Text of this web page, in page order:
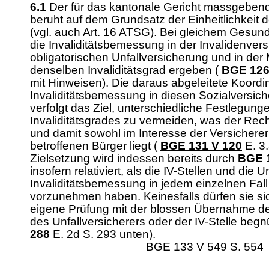
6.1 Der für das kantonale Gericht
beruht auf dem Grundsatz der Einheitlichkeit
(vgl. auch Art. 16 ATSG). Bei gleichem
die Invaliditätsbemessung in der
obligatorischen Unfallversicherung und in der
denselben Invaliditätsgrad ergeben ( BGE
mit Hinweisen). Die daraus abgeleitete
Invaliditätsbemessung in diesen
verfolgt das Ziel, unterschiedliche
Invaliditätsgrades zu vermeiden, was der
und damit sowohl im Interesse der
betroffenen Bürger liegt ( BGE 131 V 120 E.
Zielsetzung wird indessen bereits durch BGE
insofern relativiert, als die IV-Stellen und die
Invaliditätsbemessung in jedem einzelnen
vorzunehmen haben. Keinesfalls dürfen sie
eigene Prüfung mit der blossen Übernahme
des Unfallversicherers oder der IV-Stelle
288 E. 2d S. 293 unten).
BGE 133 V 549 S. 554